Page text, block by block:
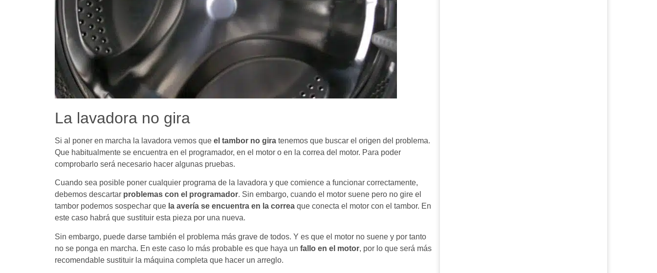
La lavadora no gira
Si al poner en marcha la lavadora vemos que el tambor no gira tenemos que buscar el origen del problema.
Que habitualmente se encuentra en el programador, en el motor o en la correa del motor. Para poder
comprobarlo será necesario hacer algunas pruebas.
Cuando sea posible poner cualquier programa de la lavadora y que comience a funcionar correctamente,
debemos descartar problemas con el programador. Sin embargo, cuando el motor suene pero no gire el
tambor podemos sospechar que la avería se encuentra en la correa que conecta el motor con el tambor. En
este caso habrá que sustituir esta pieza por una nueva.
Sin embargo, puede darse también el problema más grave de todos. Y es que el motor no suene y por tanto
no se ponga en marcha. En este caso lo más probable es que haya un fallo en el motor, por lo que será más
recomendable sustituir la máquina completa que hacer un arreglo.